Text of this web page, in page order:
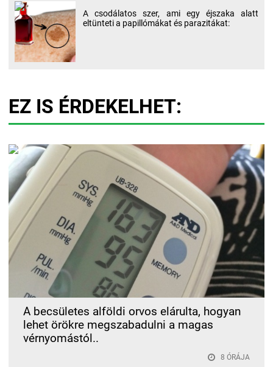
A csodálatos szer, ami egy éjszaka alatt
eltünteti a papillómákat és parazitákat:
EZ IS ÉRDEKELHET:
A becsületes alföldi orvos elárulta, hogyan
lehet örökre megszabadulni a magas
vérnyomástól..
8 ÓRÁJA